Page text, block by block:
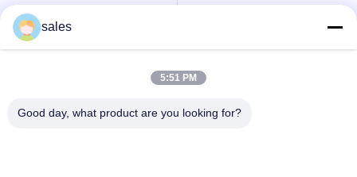
Четверть поворота
приводы
Умный
приводы
sales
5:51 PM
Good day, what product are you looking for?